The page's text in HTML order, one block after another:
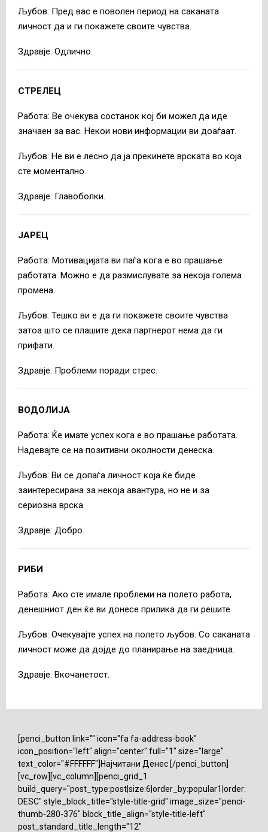
Љубов: Пред вас е поволен период на саканата
личност да и ги покажете своите чувства.
Здравје: Одлично.
СТРЕЛЕЦ
Работа: Ве очекува состанок кој би можел да иде
значаен за вас. Некои нови информации ви доаѓаат.
Љубов: Не ви е лесно да ја прекинете врската во која
сте моментално.
Здравје: Главоболки.
ЈАРЕЦ
Работа: Мотивацијата ви паѓа кога е во прашање
работата. Можно е да размислувате за некоја голема
промена.
Љубов: Тешко ви е да ги покажете своите чувства
затоа што се плашите дека партнерот нема да ги
прифати.
Здравје: Проблеми поради стрес.
ВОДОЛИЈА
Работа: Ќе имате успех кога е во прашање работата.
Надевајте се на позитивни околности денеска.
Љубов: Ви се допаѓа личност која ќе биде
заинтересирана за некоја авантура, но не и за
сериозна врска.
Здравје: Добро.
РИБИ
Работа: Ако сте имале проблеми на полето работа,
денешниот ден ќе ви донесе прилика да ги решите.
Љубов: Очекувајте успех на полето љубов. Со саканата
личност може да дојде до планирање на заедница.
Здравје: Вкочанетост.
[penci_button link="" icon="fa fa-address-book"
icon_position="left" align="center" full="1" size="large"
text_color="#FFFFFF"]Најчитани Денес [/penci_button]
[vc_row][vc_column][penci_grid_1
build_query="post_type:post|size:6|order_by:popular1|order:
DESC" style_block_title="style-title-grid" image_size="penci-
thumb-280-376" block_title_align="style-title-left"
post_standard_title_length="12"